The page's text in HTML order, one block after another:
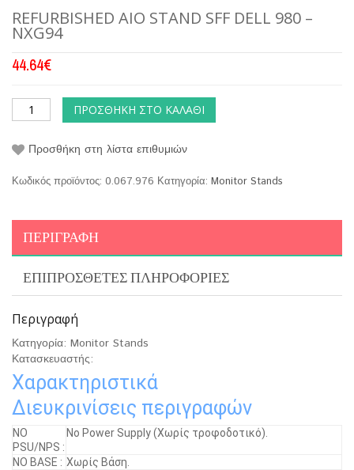
REFURBISHED AIO STAND SFF DELL 980 –
NXG94
44.64€
ΠΡΟΣΘΉΚΗ ΣΤΟ ΚΑΛΆΘΙ
Προσθήκη στη λίστα επιθυμιών
Κωδικός προϊόντος: 0.067.976 Κατηγορία: Monitor Stands
ΠΕΡΙΓΡΑΦΉ
ΕΠΙΠΡΌΣΘΕΤΕΣ ΠΛΗΡΟΦΟΡΊΕΣ
Περιγραφή
Κατηγορία: Monitor Stands
Κατασκευαστής:
Χαρακτηριστικά
Διευκρινίσεις περιγραφών
ΝΟ
PSU/NPS :
No Power Supply (Χωρίς τροφοδοτικό).
NO BASE : Χωρίς Βάση.